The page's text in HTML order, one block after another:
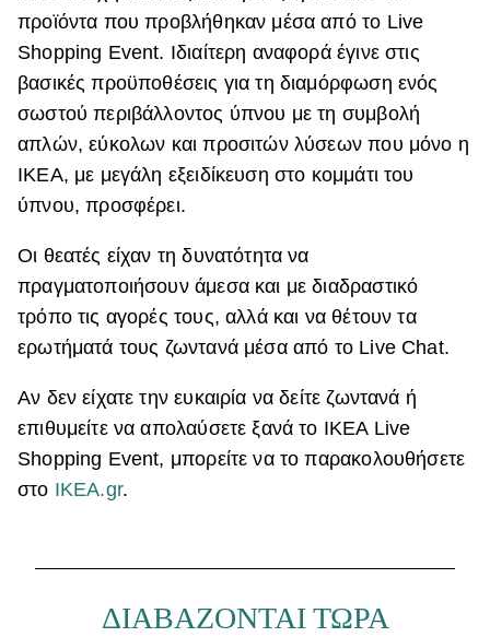
προϊόντα που προβλήθηκαν μέσα από το Live
Shopping Event. Ιδιαίτερη αναφορά έγινε στις
βασικές προϋποθέσεις για τη διαμόρφωση ενός
σωστού περιβάλλοντος ύπνου με τη συμβολή
απλών, εύκολων και προσιτών λύσεων που μόνο η
ΙΚΕΑ, με μεγάλη εξειδίκευση στο κομμάτι του
ύπνου, προσφέρει.
Οι θεατές είχαν τη δυνατότητα να
πραγματοποιήσουν άμεσα και με διαδραστικό
τρόπο τις αγορές τους, αλλά και να θέτουν τα
ερωτήματά τους ζωντανά μέσα από το Live Chat.
Αν δεν είχατε την ευκαιρία να δείτε ζωντανά ή
επιθυμείτε να απολαύσετε ξανά το IKEA Live
Shopping Event, μπορείτε να το παρακολουθήσετε
στο IKEA.gr.
ΔΙΑΒΑΖΟΝΤΑΙ ΤΩΡΑ